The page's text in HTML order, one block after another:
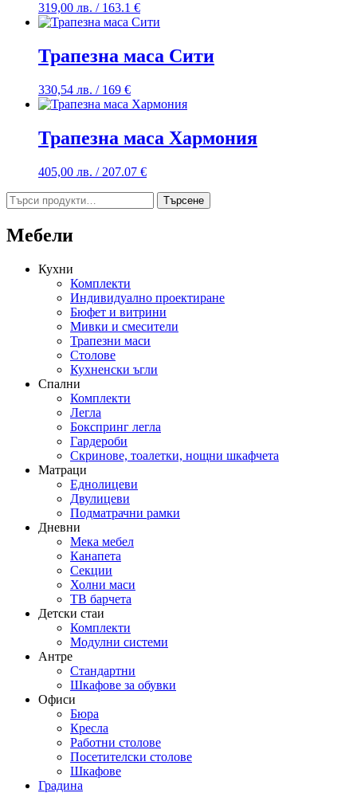
319,00 лв. / 163.1 €
Трапезна маса Сити
330,54 лв. / 169 €
Трапезна маса Хармония
405,00 лв. / 207.07 €
Търсене
за:
Търсене
Мебели
Кухни
Комплекти
Индивидуално проектиране
Бюфет и витрини
Мивки и смесители
Трапезни маси
Столове
Кухненски ъгли
Спални
Комплекти
Легла
Бокспринг легла
Гардероби
Скринове, тоалетки, нощни шкафчета
Матраци
Еднолицеви
Двулицеви
Подматрачни рамки
Дневни
Мека мебел
Канапета
Секции
Холни маси
ТВ барчета
Детски стаи
Комплекти
Модулни системи
Антре
Стандартни
Шкафове за обувки
Офиси
Бюра
Кресла
Работни столове
Посетителски столове
Шкафове
Градина